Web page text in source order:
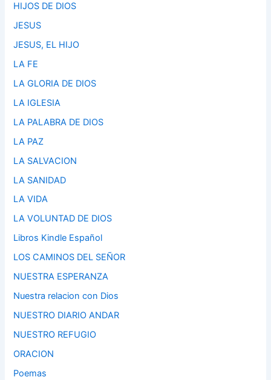
HIJOS DE DIOS
JESUS
JESUS, EL HIJO
LA FE
LA GLORIA DE DIOS
LA IGLESIA
LA PALABRA DE DIOS
LA PAZ
LA SALVACION
LA SANIDAD
LA VIDA
LA VOLUNTAD DE DIOS
Libros Kindle Español
LOS CAMINOS DEL SEÑOR
NUESTRA ESPERANZA
Nuestra relacion con Dios
NUESTRO DIARIO ANDAR
NUESTRO REFUGIO
ORACION
Poemas